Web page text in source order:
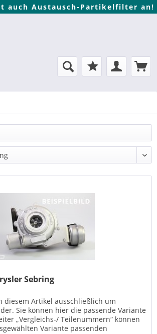
auch Austausch-Partikelfilter an!
Sebring
diesem Artikel ausschließlich um
Sie können hier die passende Variante
„Vergleichs-/ Teilenummern“ können
Variante passenden